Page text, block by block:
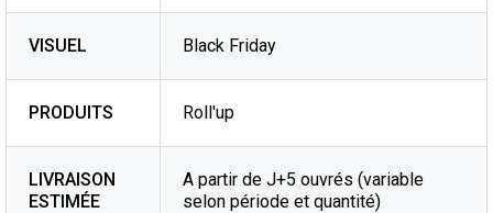
VISUEL Black Friday
PRODUITS Roll'up
LIVRAISON
ESTIMÉE
A partir de J+5 ouvrés (variable
selon période et quantité)